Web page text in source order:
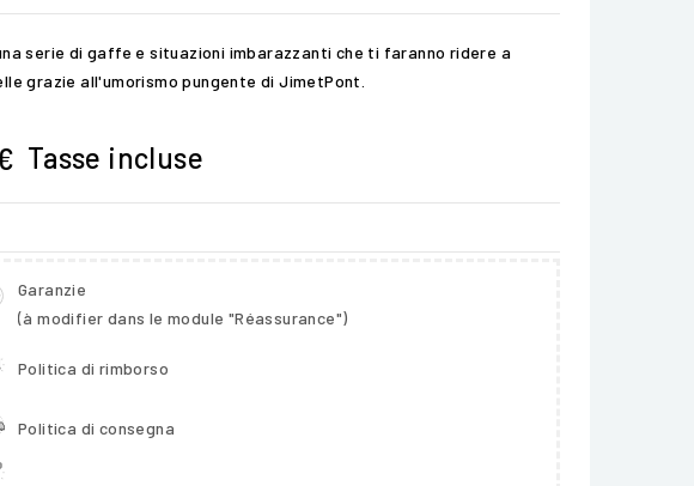
serie di gaffe e situazioni imbarazzanti che ti faranno ridere a
grazie all'umorismo pungente di JimetPont.
Tasse incluse
Garanzie
(à modifier dans le module "Réassurance")
Politica di rimborso
Politica di consegna